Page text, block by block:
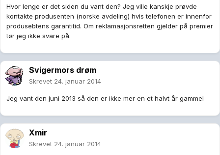
Hvor lenge er det siden du vant den? Jeg ville kanskje prøvde
kontakte produsenten (norske avdeling) hvis telefonen er innenfor
produsebtens garantitid. Om reklamasjonsretten gjelder på premier
tør jeg ikke svare på.
Svigermors drøm
Skrevet 24. januar 2014
Jeg vant den juni 2013 så den er ikke mer en et halvt år gammel
Xmir
Skrevet 24. januar 2014